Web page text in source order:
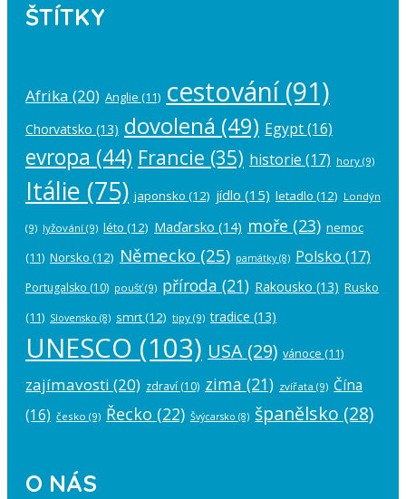
ŠTÍTKY
Afrika (20) Anglie (11) cestování(91)
Chorvatsko (13) dovolená (49) Egypt(16)
evropa (44) Francie (35) historie (17) hory (9)
Itálie (75) japonsko (12) jídlo (15) letadlo (12) Londýn
(9) lyžování (9) léto (12) Maďarsko (14) moře (23) nemoc
(11) Norsko (12) Německo (25) památky(8) Polsko (17)
Portugalsko (10) poušť(9) příroda (21) Rakousko (13) Rusko
(11) Slovensko (8) smrt(12) tipy (9) tradice (13)
UNESCO (103) USA (29) vánoce (11)
zajímavosti (20) zdraví (10) zima (21) zvířata (9) Čína
(16) česko (9) Řecko (22) Švýcarsko (8) španělsko (28)
O NÁS